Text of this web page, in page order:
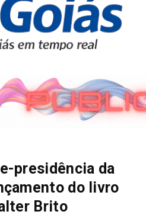
presidência da
do livro
Brito